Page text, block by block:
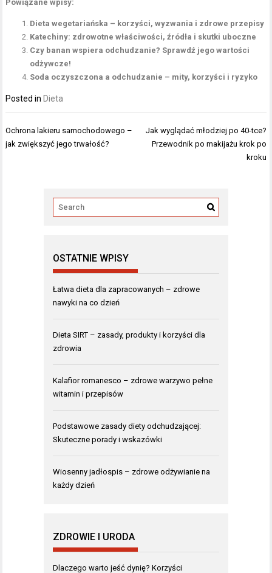
Powiązane wpisy:
Dieta wegetariańska – korzyści, wyzwania i zdrowe przepisy
Katechiny: zdrowotne właściwości, źródła i skutki uboczne
Czy banan wspiera odchudzanie? Sprawdź jego wartości
odżywcze!
Soda oczyszczona a odchudzanie – mity, korzyści i ryzyko
Posted in Dieta
Nawigacja
wpisu
Ochrona lakieru samochodowego –
jak zwiększyć jego trwałość?
Jak wyglądać młodziej po 40-tce?
Przewodnik po makijażu krok po
kroku
OSTATNIE WPISY
Łatwa dieta dla zapracowanych – zdrowe
nawyki na co dzień
Dieta SIRT – zasady, produkty i korzyści dla
zdrowia
Kalafior romanesco – zdrowe warzywo pełne
witamin i przepisów
Podstawowe zasady diety odchudzającej:
Skuteczne porady i wskazówki
Wiosenny jadłospis – zdrowe odżywianie na
każdy dzień
ZDROWIE I URODA
Dlaczego warto jeść dynię? Korzyści